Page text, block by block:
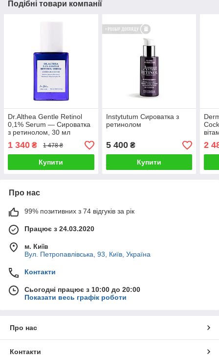
Подібні товари компанії
Dr.Althea Gentle Retinol
0,1% Serum — Сироватка
з ретинолом, 30 мл
1 340 ₴ 1 478 ₴
Купити
Instytutum Сироватка з
ретинолом
5 400₴
Купити
2
Про нас
99% позитивних з 74 відгуків за рік
Працює з 24.03.2020
м. Київ
Вул. Петропавлівська, 93, Київ, Україна
Контакти
Сьогодні працює з 10:00 до 20:00
Показати весь графік роботи
Про нас
Контакти